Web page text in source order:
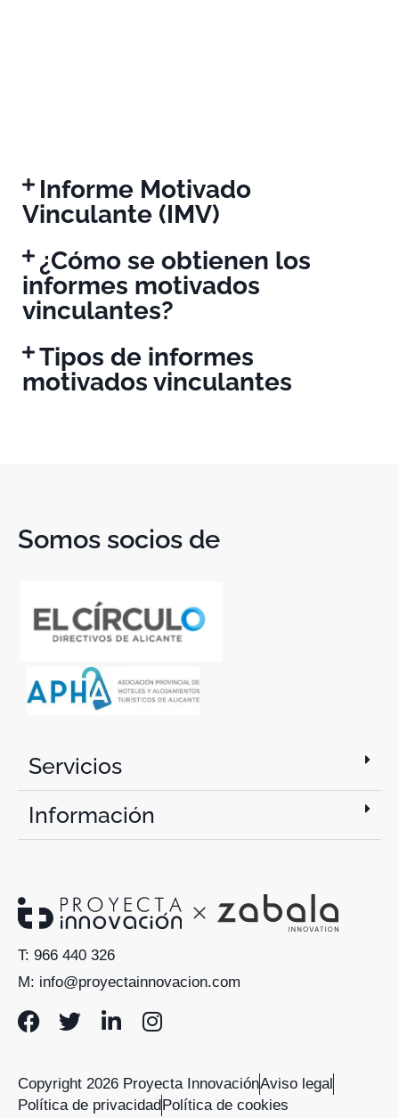
Informe Motivado
Vinculante (IMV)
¿Cómo se obtienen los
informes motivados
vinculantes?
Tipos de informes
motivados vinculantes
Somos socios de
Servicios
Información
T: 966 440 326
M: info@proyectainnovacion.com
Copyright 2026 Proyecta InnovaciónAviso legal
Política de privacidad Política de cookies